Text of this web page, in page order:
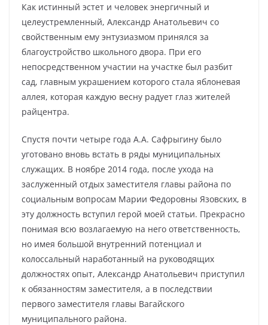
Как истинный эстет и человек энергичный и
целеустремленный, Александр Анатольевич со
свойственным ему энтузиазмом принялся за
благоустройство школьного двора. При его
непосредственном участии на участке был разбит
сад, главным украшением которого стала яблоневая
аллея, которая каждую весну радует глаз жителей
райцентра.
Спустя почти четыре года А.А. Сафрыгину было
уготовано вновь встать в ряды муниципальных
служащих. В ноябре 2014 года, после ухода на
заслуженный отдых заместителя главы района по
социальным вопросам Марии Федоровны Язовских, в
эту должность вступил герой моей статьи. Прекрасно
понимая всю возлагаемую на него ответственность,
но имея большой внутренний потенциал и
колоссальный наработанный на руководящих
должностях опыт, Александр Анатольевич приступил
к обязанностям заместителя, а в последствии
первого заместителя главы Вагайского
муниципального района.